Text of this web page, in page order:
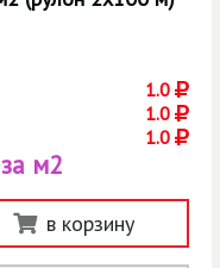
1.0
1.0
1.0
м2
в корзину